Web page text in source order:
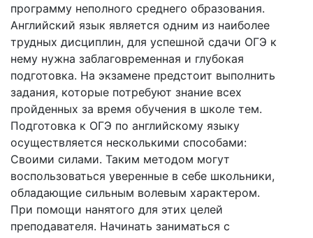
программу неполного среднего образования.
Английский язык является одним из наиболее
трудных дисциплин, для успешной сдачи ОГЭ к
нему нужна заблаговременная и глубокая
подготовка. На экзамене предстоит выполнить
задания, которые потребуют знание всех
пройденных за время обучения в школе тем.
Подготовка к ОГЭ по английскому языку
осуществляется несколькими способами:
Своими силами. Таким методом могут
воспользоваться уверенные в себе школьники,
обладающие сильным волевым характером.
При помощи нанятого для этих целей
преподавателя. Начинать заниматься с